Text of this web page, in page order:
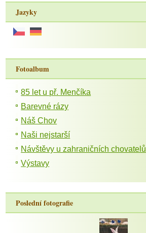
Jazyky
Fotoalbum
85 let u př. Menčíka
Barevné rázy
Náš Chov
Naši nejstarší
Návštěvy u zahraničních chovatelů
Výstavy
Poslední fotografie